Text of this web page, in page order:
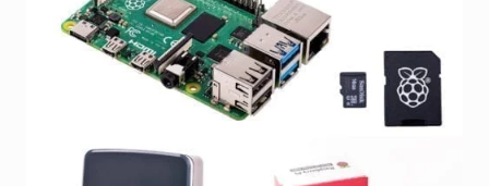
valinnat
tuotteen
sivulla.